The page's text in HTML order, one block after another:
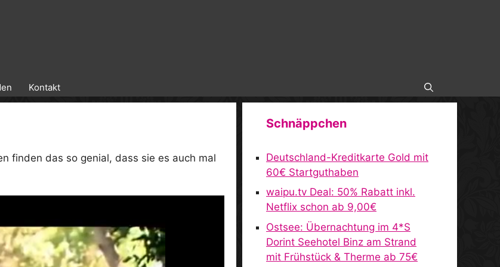
Kontakt
finden das so genial, dass sie es auch mal
Schnäppchen
Deutschland-Kreditkarte Gold mit
60€ Startguthaben
waipu.tv Deal: 50% Rabatt inkl.
Netflix schon ab 9,00€
Ostsee: Übernachtung im 4*S
Dorint Seehotel Binz am Strand
mit Frühstück & Therme ab 75€